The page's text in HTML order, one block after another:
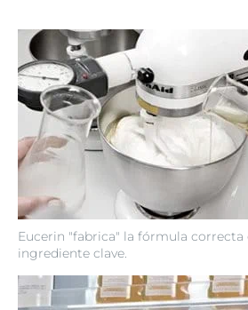
Eucerin "fabrica" la fórmula correcta
ingrediente clave.